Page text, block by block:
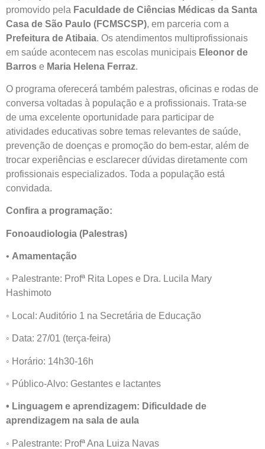
promovido pela Faculdade de Ciências Médicas da Santa
Casa de São Paulo (FCMSCSP), em parceria com a
Prefeitura de Atibaia. Os atendimentos multiprofissionais
em saúde acontecem nas escolas municipais Eleonor de
Barros e Maria Helena Ferraz.
O programa oferecerá também palestras, oficinas e rodas de
conversa voltadas à população e a profissionais. Trata-se
de uma excelente oportunidade para participar de
atividades educativas sobre temas relevantes de saúde,
prevenção de doenças e promoção do bem-estar, além de
trocar experiências e esclarecer dúvidas diretamente com
profissionais especializados. Toda a população está
convidada.
Confira a programação:
Fonoaudiologia (Palestras)
• Amamentação
◦ Palestrante: Profª Rita Lopes e Dra. Lucila Mary
Hashimoto
◦ Local: Auditório 1 na Secretária de Educação
◦ Data: 27/01 (terça-feira)
◦ Horário: 14h30-16h
◦ Público-Alvo: Gestantes e lactantes
• Linguagem e aprendizagem: Dificuldade de
aprendizagem na sala de aula
◦ Palestrante: Profª Ana Luiza Navas